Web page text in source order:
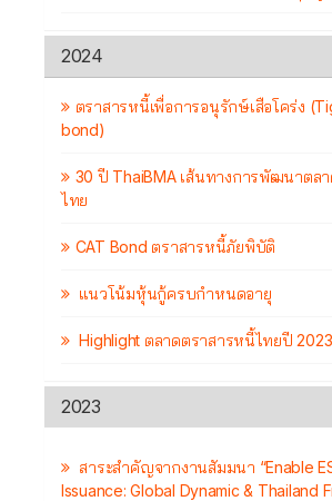
2024
ตราสารหนี้เพื่อการอนุรักษ์เสือโคร่ง
bond)
30 ปี ThaiBMA เส้นทางการพัฒนาตล
ไทย
CAT Bond ตราสารหนี้ภัยพิบัติ
แนวโน้มหุ้นกู้ครบกำหนดอายุ
Highlight ตลาดตราสารหนี้ไทยปี 2023
2023
สาระสำคัญจากงานสัมมนา “Enable
Issuance: Global Dynamic & Thailand